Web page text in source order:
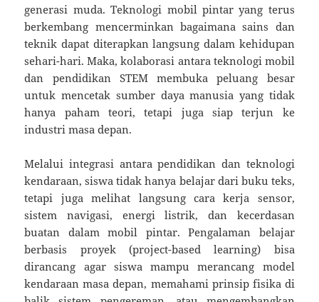
generasi muda. Teknologi mobil pintar yang terus
berkembang mencerminkan bagaimana sains dan
teknik dapat diterapkan langsung dalam kehidupan
sehari-hari. Maka, kolaborasi antara teknologi mobil
dan pendidikan STEM membuka peluang besar
untuk mencetak sumber daya manusia yang tidak
hanya paham teori, tetapi juga siap terjun ke
industri masa depan.
Melalui integrasi antara pendidikan dan teknologi
kendaraan, siswa tidak hanya belajar dari buku teks,
tetapi juga melihat langsung cara kerja sensor,
sistem navigasi, energi listrik, dan kecerdasan
buatan dalam mobil pintar. Pengalaman belajar
berbasis proyek (project-based learning) bisa
dirancang agar siswa mampu merancang model
kendaraan masa depan, memahami prinsip fisika di